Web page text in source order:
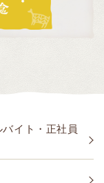
イト・正社員